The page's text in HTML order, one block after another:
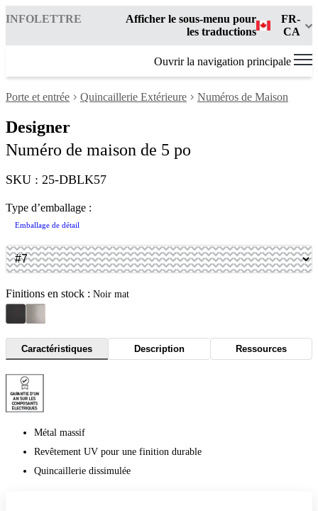
INFOLETTRE
Afficher le sous-menu pour
les traductions
FR-
CA
Ouvrir la navigation principale
Porte et entrée Quincaillerie Extérieure Numéros de Maison
Designer
Numéro de maison de 5 po
SKU : 25-DBLK57
Type d’emballage :
Emballage de détail
Finitions en stock : Noir mat
Caractéristiques Description Ressources
Métal massif
Revêtement UV pour une finition durable
Quincaillerie dissimulée